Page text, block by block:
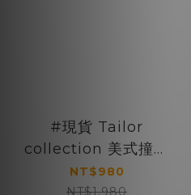
#現貨 Tailor
collection 美式撞色
刺繡草寫 棒球外套 兩
NT$980
NT$1,980